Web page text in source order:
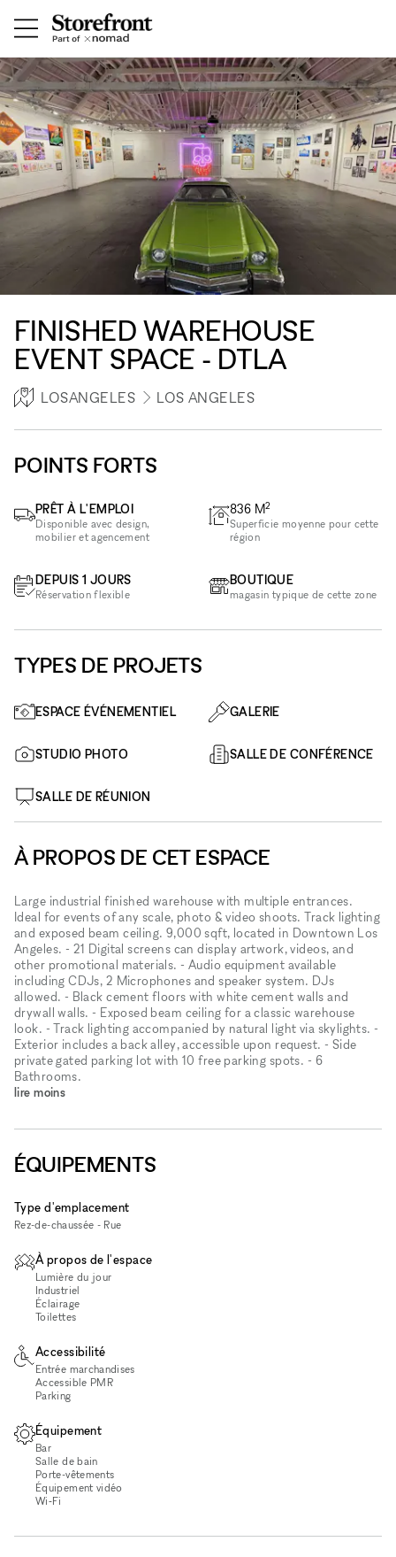
FINISHED WAREHOUSE
EVENT SPACE - DTLA
LOSANGELES LOS ANGELES
POINTS FORTS
PRÊT À L'EMPLOI
Disponible avec design,
mobilier et agencement
DEPUIS 1 JOURS
Réservation flexible
836 M2
Superficie moyenne pour cette
région
BOUTIQUE
magasin typique de cette zone
TYPES DE PROJETS
ESPACE ÉVÉNEMENTIEL GALERIE
STUDIO PHOTO SALLE DE CONFÉRENCE
SALLE DE RÉUNION
À PROPOS DE CET ESPACE
Large industrial finished warehouse with multiple entrances.
Ideal for events of any scale, photo & video shoots. Track lighting
and exposed beam ceiling. 9,000 sqft, located in Downtown Los
Angeles. - 21 Digital screens can display artwork, videos, and
other promotional materials. - Audio equipment available
including CDJs, 2 Microphones and speaker system. DJs
allowed. - Black cement floors with white cement walls and
drywall walls. - Exposed beam ceiling for a classic warehouse
look. - Track lighting accompanied by natural light via skylights. -
Exterior includes a back alley, accessible upon request. - Side
private gated parking lot with 10 free parking spots. - 6
Bathrooms.
lire moins
ÉQUIPEMENTS
Type d'emplacement
Rez-de-chaussée - Rue
À propos de l'espace
Lumière du jour
Industriel
Éclairage
Toilettes
Accessibilité
Entrée marchandises
Accessible PMR
Parking
Équipement
Bar
Salle de bain
Porte-vêtements
Équipement vidéo
Wi‑Fi